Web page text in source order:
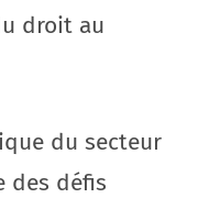
droit au
du secteur
des défis